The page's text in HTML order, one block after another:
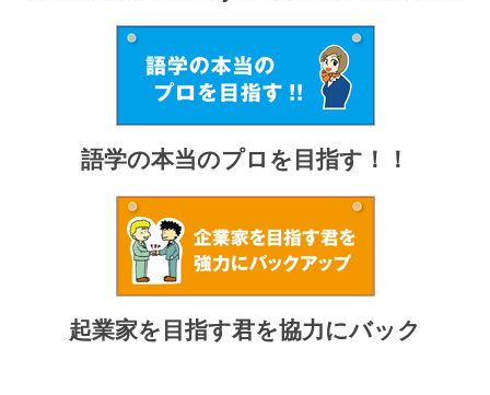
語学の本当のプロを目指す！！
起業家を目指す君を協力にバック